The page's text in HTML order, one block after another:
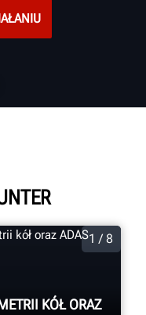
1 / 8
KÓŁ ORAZ